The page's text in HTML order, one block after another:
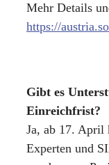
Mehr Details
https://
Gibt es
Einreichfrist?
Ja, ab 17. April
Experten und